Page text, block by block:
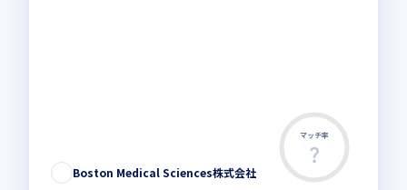
マッチ率
Boston Medical Sciences株式会社